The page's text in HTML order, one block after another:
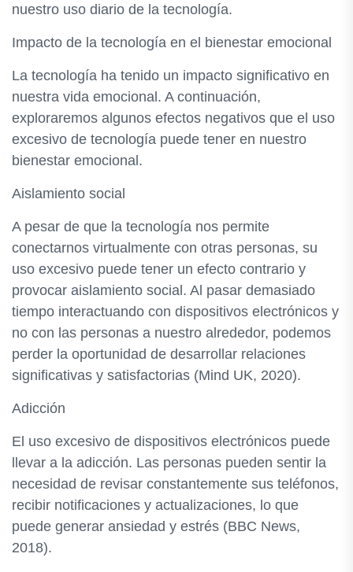
nuestro uso diario de la tecnología.
Impacto de la tecnología en el bienestar emocional
La tecnología ha tenido un impacto significativo en
nuestra vida emocional. A continuación,
exploraremos algunos efectos negativos que el uso
excesivo de tecnología puede tener en nuestro
bienestar emocional.
Aislamiento social
A pesar de que la tecnología nos permite
conectarnos virtualmente con otras personas, su
uso excesivo puede tener un efecto contrario y
provocar aislamiento social. Al pasar demasiado
tiempo interactuando con dispositivos electrónicos y
no con las personas a nuestro alrededor, podemos
perder la oportunidad de desarrollar relaciones
significativas y satisfactorias (Mind UK, 2020).
Adicción
El uso excesivo de dispositivos electrónicos puede
llevar a la adicción. Las personas pueden sentir la
necesidad de revisar constantemente sus teléfonos,
recibir notificaciones y actualizaciones, lo que
puede generar ansiedad y estrés (BBC News,
2018).